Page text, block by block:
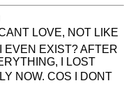
LOVE, NOT LIKE
EVEN EXIST? AFTER
I LOST
NOW. COS I DONT